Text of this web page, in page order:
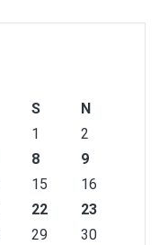
S
N
1
2
8
9
15
16
22
23
29 30